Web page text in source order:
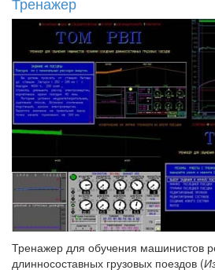
Тренажер для обучения машинистов
длинносоставных грузовых поездов (